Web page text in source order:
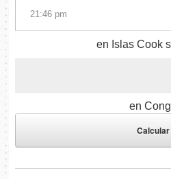
en Islas Cook
en